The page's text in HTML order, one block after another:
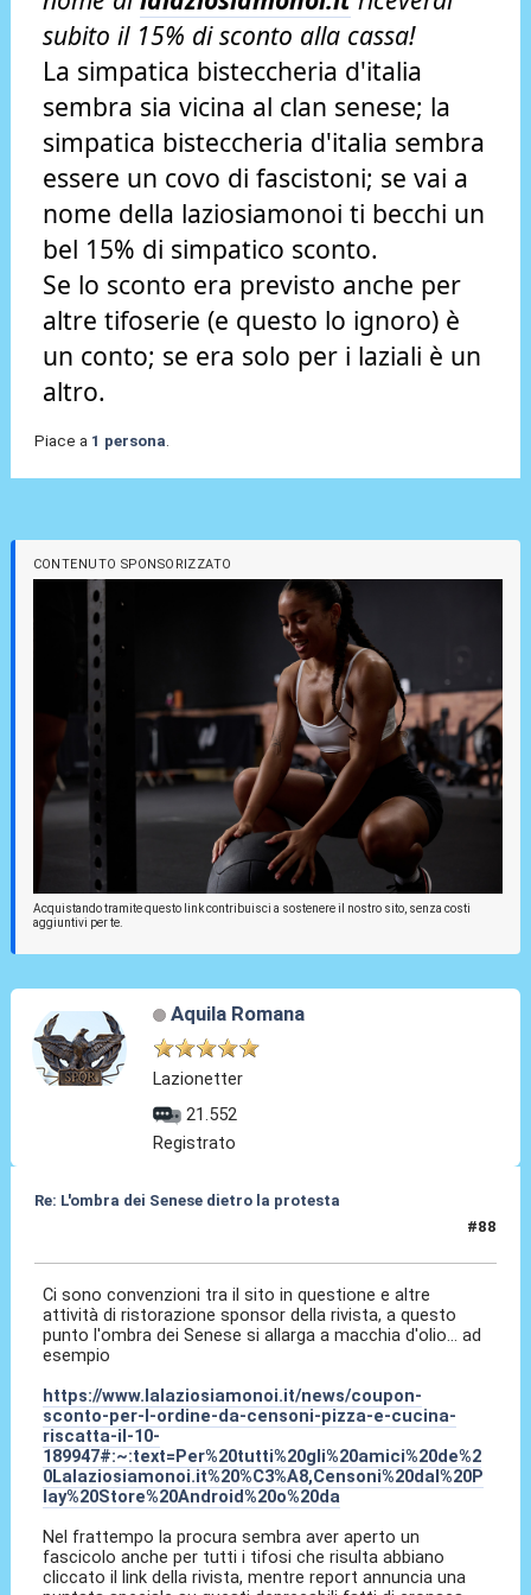
subito il 15% di sconto alla cassa!
La simpatica bisteccheria d'italia
sembra sia vicina al clan senese; la
simpatica bisteccheria d'italia sembra
essere un covo di fascistoni; se vai a
nome della laziosiamonoi ti becchi un
bel 15% di simpatico sconto.
Se lo sconto era previsto anche per
altre tifoserie (e questo lo ignoro) è
un conto; se era solo per i laziali è un
altro.
Piace a 1 persona
CONTENUTO SPONSORIZZATO
Acquistando tramite questo link contribuisci a sostenere il nostro sito, senza costi
aggiuntivi per te.
Aquila Romana
Lazionetter
21.552
Registrato
Re: L'ombra dei Senese dietro la protesta
#88
Ci sono convenzioni tra il sito in questione e altre
attività di ristorazione sponsor della rivista, a questo
punto l'ombra dei Senese si allarga a macchia d'olio... ad
esempio
https://www.lalaziosiamonoi.it/news/coupon-
sconto-per-l-ordine-da-censoni-pizza-e-cucina-
riscatta-il-10-
189947#:~:text=Per%20tutti%20gli%20amici%20de%2
0Lalaziosiamonoi.it%20%C3%A8,Censoni%20dal%20P
lay%20Store%20Android%20o%20da
Nel frattempo la procura sembra aver aperto un
fascicolo anche per tutti i tifosi che risulta abbiano
cliccato il link della rivista, mentre report annuncia una